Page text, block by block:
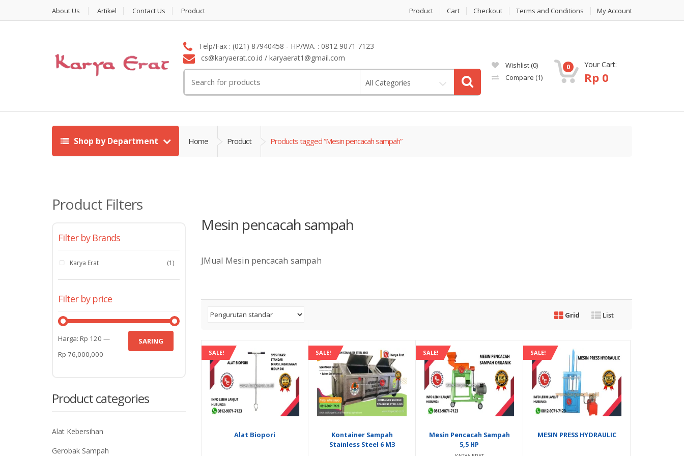
About Us Artikel Contact Us Product Product Cart Checkout Terms and Conditions My Account
Telp/Fax : (021) 87940458 - HP/WA. : 0812 9071 7123
cs@karyaerat.co.id / karyaerat1@gmail.com
for:
All Categories
Wishlist (0)
Compare (1)
0 Your Cart:
Rp0
Shop by Department Home Product Products tagged “Mesin pencacah sampah”
Mesin pencacah sampah
JMual Mesin pencacah sampah
Grid List
SALE!
Alat Biopori
SALE!
Kontainer Sampah
Stainless Steel 6 M3
SALE!
Mesin Pencacah Sampah
5,5 HP
SALE!
MESIN PRESS HYDRAULIC
Product Filters
Filter by Brands
Karya Erat (1)
Filter by price
Harga
terendah
Harga
tertinggi
SARING
Harga: Rp 120 —
Rp 76,000,000
Product categories
Alat Kebersihan
Gerobak Sampah